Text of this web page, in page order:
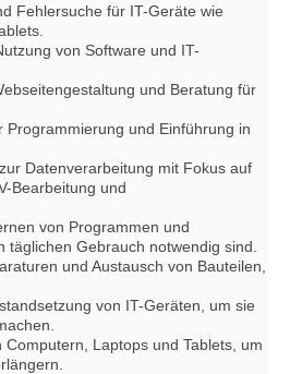
Fehlersuche für IT-Geräte wie
von Software und IT-
und Beratung für
Programmierung und Einführung in
Datenverarbeitung mit Fokus auf
Bearbeitung und
von Programmen und
täglichen Gebrauch notwendig sind.
und Austausch von Bauteilen,
von IT-Geräten, um sie
Laptops und Tablets, um